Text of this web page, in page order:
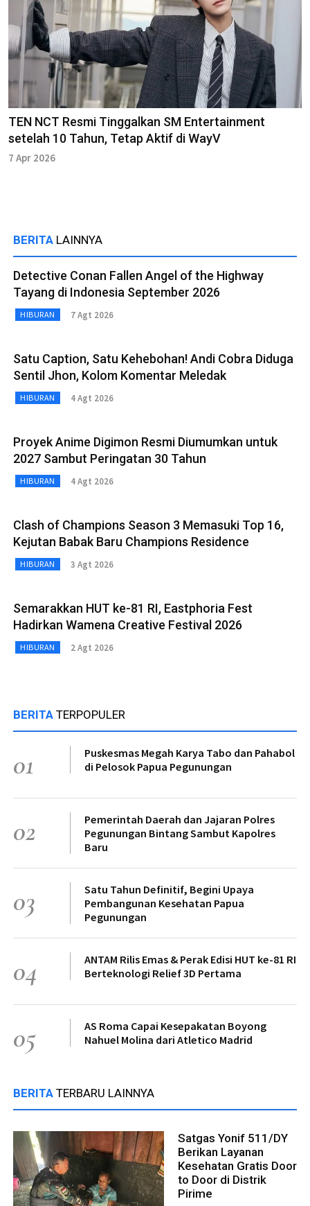
TEN NCT Resmi Tinggalkan SM Entertainment
setelah 10 Tahun, Tetap Aktif di WayV
7 Apr 2026
BERITA LAINNYA
Detective Conan Fallen Angel of the Highway
Tayang di Indonesia September 2026
HIBURAN 7 Agt 2026
Satu Caption, Satu Kehebohan! Andi Cobra Diduga
Sentil Jhon, Kolom Komentar Meledak
HIBURAN 4 Agt 2026
Proyek Anime Digimon Resmi Diumumkan untuk
2027 Sambut Peringatan 30 Tahun
HIBURAN 4 Agt 2026
Clash of Champions Season 3 Memasuki Top 16,
Kejutan Babak Baru Champions Residence
HIBURAN 3 Agt 2026
Semarakkan HUT ke-81 RI, Eastphoria Fest
Hadirkan Wamena Creative Festival 2026
HIBURAN 2 Agt 2026
BERITA TERPOPULER
01
Puskesmas Megah Karya Tabo dan Pahabol
di Pelosok Papua Pegunungan
02
Pemerintah Daerah dan Jajaran Polres
Pegunungan Bintang Sambut Kapolres
Baru
03
Satu Tahun Definitif, Begini Upaya
Pembangunan Kesehatan Papua
Pegunungan
04
ANTAM Rilis Emas & Perak Edisi HUT ke-81 RI
Berteknologi Relief 3D Pertama
05
AS Roma Capai Kesepakatan Boyong
Nahuel Molina dari Atletico Madrid
BERITA TERBARU LAINNYA
Satgas Yonif 511/DY
Berikan Layanan
Kesehatan Gratis Door
to Door di Distrik
Pirime